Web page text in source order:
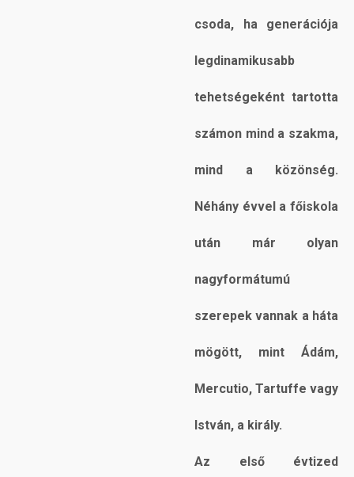
csoda, ha generációja
legdinamikusabb
tehetségeként tartotta
számon mind a szakma,
mind a közönség.
Néhány évvel a főiskola
után már olyan
nagyformátumú
szerepek vannak a háta
mögött, mint Ádám,
Mercutio, Tartuffe vagy
István, a király.
Az első évtized